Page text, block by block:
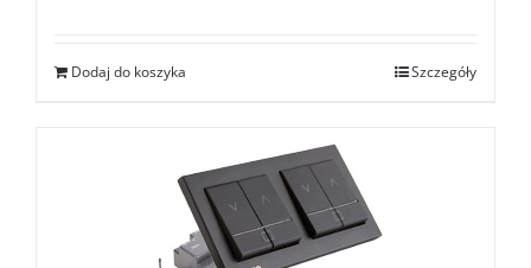
Dodaj do koszyka Szczegóły